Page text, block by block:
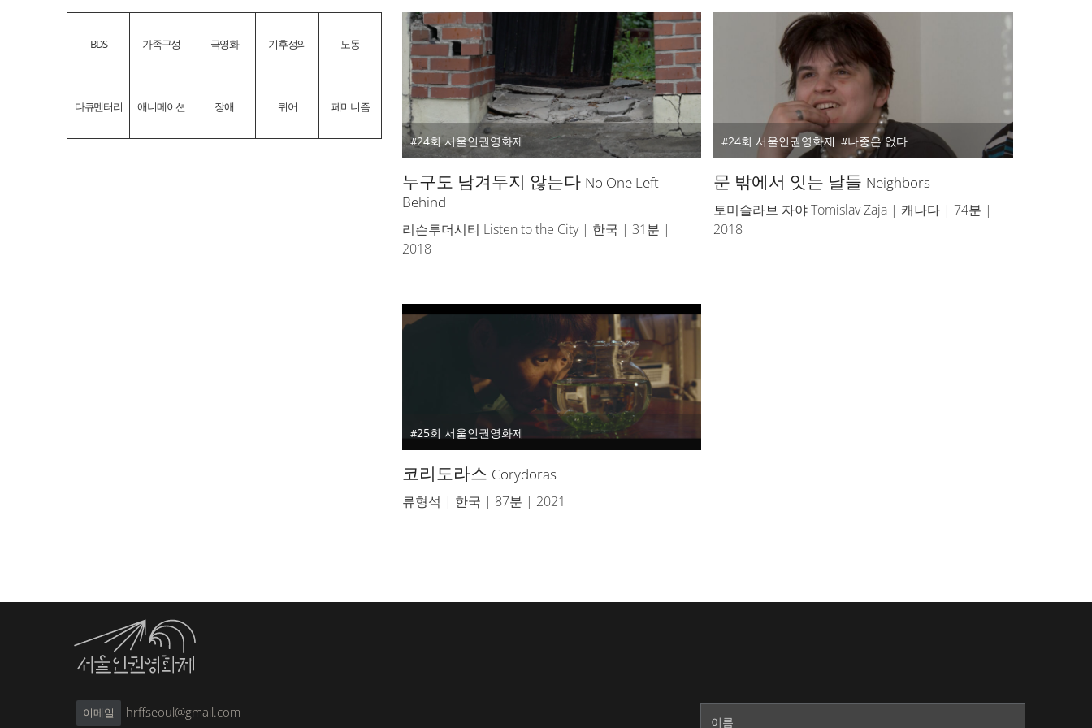
BDS 가족구성 극영화 기후정의 노동
다큐멘터리 애니메이션 장애 퀴어 페미니즘
24회 서울인권영화제
누구도 남겨두지 않는다 No One Left
Behind
리슨투더시티 Listen to the City | 한국 | 31분 |
2018
24회 서울인권영화제 나중은 없다
문 밖에서 잇는 날들 Neighbors
토미슬라브 자야 Tomislav Zaja | 캐나다 | 74분 |
2018
25회 서울인권영화제
코리도라스 Corydoras
류형석 | 한국 | 87분 | 2021
이메일 hrffseoul@gmail.com